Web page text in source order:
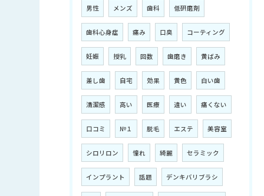
男性 メンズ 歯科 低研磨剤
歯科心身症 痛み 口臭 コーティング
妊娠 授乳 回数 歯磨き 黄ばみ
差し歯 自宅 効果 黄色 白い歯
清潔感 高い 医療 違い 痛くない
口コミ №１ 脱毛 エステ 美容室
シロリロン 憧れ 綺麗 セラミック
インプラント 話題 デンキバリブラシ